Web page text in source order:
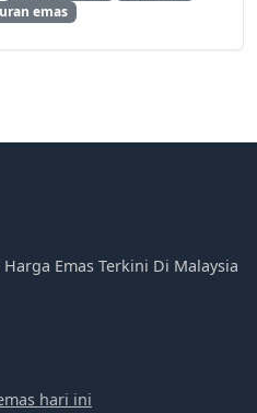
emas
Emas Terkini Di Malaysia
hari ini